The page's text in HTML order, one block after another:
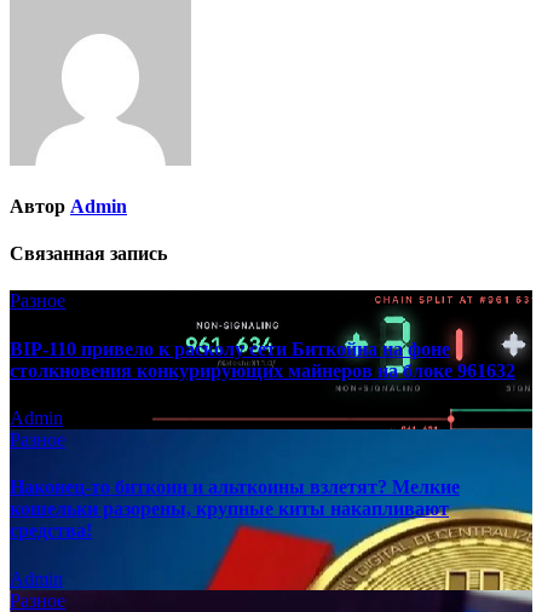
Автор Admin
Связанная запись
Разное
BIP-110 привело к расколу сети Биткойна на фоне
столкновения конкурирующих майнеров на блоке 961632
Admin
Разное
Наконец-то биткоин и альткоины взлетят? Мелкие
кошельки разорены, крупные киты накапливают
средства!
Admin
Разное